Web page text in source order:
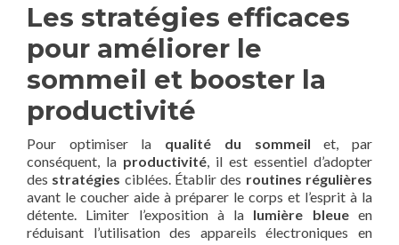
Les stratégies efficaces
pour améliorer le
sommeil et booster la
productivité
Pour optimiser la qualité du sommeil et, par
conséquent, la productivité, il est essentiel d’adopter
des stratégies ciblées. Établir des routines régulières
avant le coucher aide à préparer le corps et l’esprit à la
détente. Limiter l’exposition à la lumière bleueen
réduisant l’utilisation des appareils électroniques en